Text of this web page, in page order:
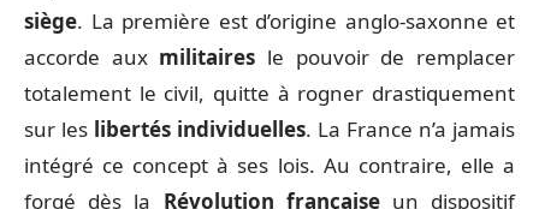
siège. La première est d’origine anglo-saxonne et
accorde aux militaires le pouvoir de remplacer
totalement le civil, quitte à rogner drastiquement
sur les libertés individuelles. La France n’a jamais
intégré ce concept à ses lois. Au contraire, elle a
forgé dès la Révolution françaiseun dispositif